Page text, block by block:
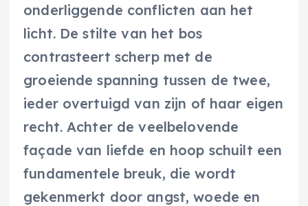
onderliggende conflicten aan het
licht. De stilte van het bos
contrasteert scherp met de
groeiende spanning tussen de twee,
ieder overtuigd van zijn of haar eigen
recht. Achter de veelbelovende
façade van liefde en hoop schuilt een
fundamentele breuk, die wordt
gekenmerkt door angst, woede en